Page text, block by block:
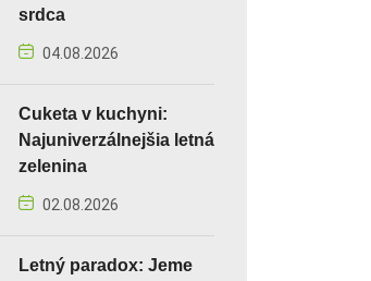
srdca
04.08.2026
Cuketa v kuchyni:
Najuniverzálnejšia letná
zelenina
02.08.2026
Letný paradox: Jeme